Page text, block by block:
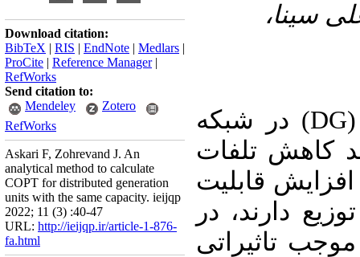
سینا،
نصب منابع تولید پراکنده (DG) در شبکه
کاهش تلفات
افزایش قابلیت
دارند، در
تاثیراتی
Download citation:
BibTeX | RIS | EndNote | Medlars |
ProCite | Reference Manager|
RefWorks
Send citation to:
Mendeley
Zotero
RefWorks
Askari F, Zohrevand J. An
analytical method to calculate
COPT for distributed generation
units with the same capacity. ieijqp
2022; 11 (3) :40-47
URL: http://ieijqp.ir/article-1-876-
fa.html